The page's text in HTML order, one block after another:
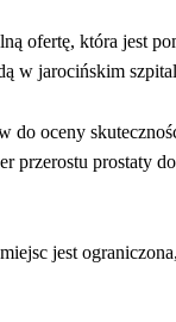
ofertę, która jest
w jarocińskim
do oceny
przerostu prostaty
jest